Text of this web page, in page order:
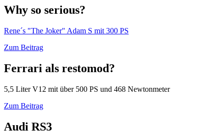
Why so serious?
Rene´s "The Joker" Adam S mit 300 PS
Zum Beitrag
Ferrari als restomod?
5,5 Liter V12 mit über 500 PS und 468 Newtonmeter
Zum Beitrag
Audi RS3